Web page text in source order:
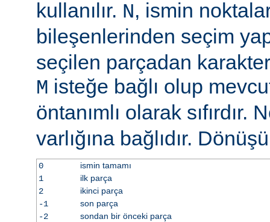
kullanılır. N, ismin
bileşenlerinden seçim
seçilen parçadan
M isteğe bağlı olup
öntanımlı olarak sıfırdır.
varlığına bağlıdır.
0
ismin tamamı
1
ilk parça
2
ikinci parça
-1
son parça
-2
sondan bir önceki parça